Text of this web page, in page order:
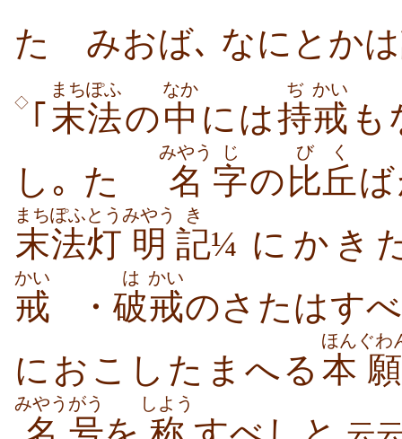
たゝみおば､ なにとかは
◇ ｢ 末法
まちぽふ
の中
なか
には持
ぢ
戒
かい
し｡ たゞ
名
みやう
字
じ
の 比丘
びく
末法
まちぽふ
灯
とう
明
みやう
記
き
¼ にかき
戒
かい
・破
は
戒
かい
のさたはす
におこしたまへる 本
ほん
願
ぐわ
みやう がう しよう